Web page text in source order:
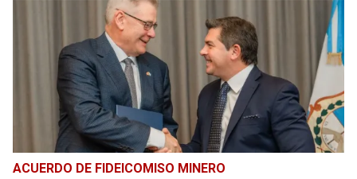
ACUERDO DE FIDEICOMISO MINERO